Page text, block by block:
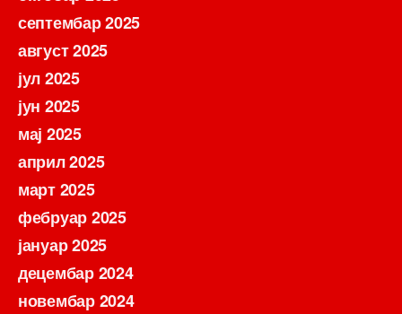
септембар 2025
август 2025
јул 2025
јун 2025
мај 2025
април 2025
март 2025
фебруар 2025
јануар 2025
децембар 2024
новембар 2024